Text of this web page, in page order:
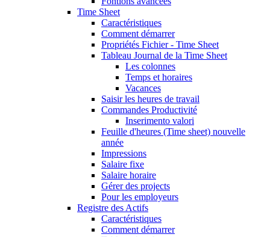
Time Sheet
Caractéristiques
Comment démarrer
Propriétés Fichier - Time Sheet
Tableau Journal de la Time Sheet
Les colonnes
Temps et horaires
Vacances
Saisir les heures de travail
Commandes Productivité
Inserimento valori
Feuille d'heures (Time sheet) nouvelle
année
Impressions
Salaire fixe
Salaire horaire
Gérer des projects
Pour les employeurs
Registre des Actifs
Caractéristiques
Comment démarrer